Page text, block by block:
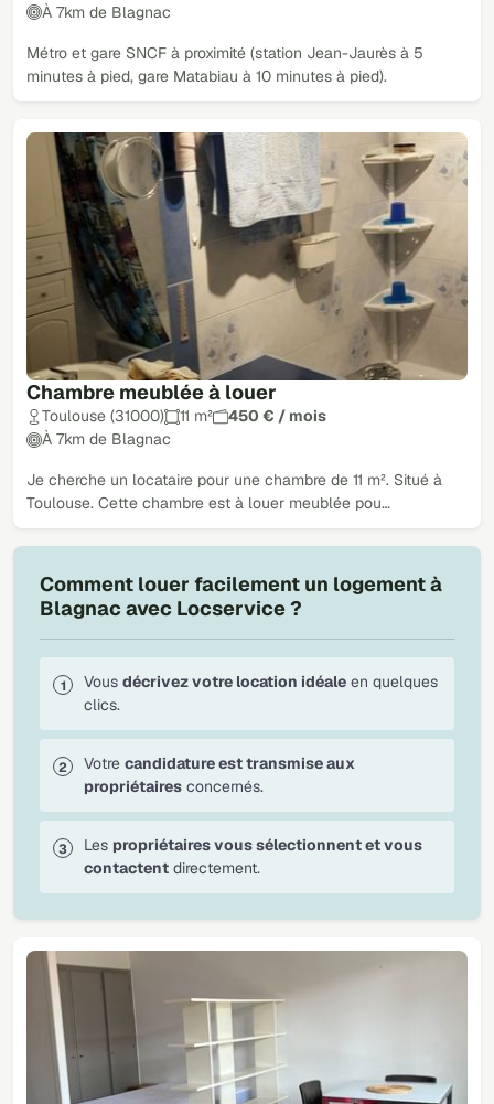
À 7km de Blagnac
Métro et gare SNCF à proximité (station Jean-Jaurès à 5
minutes à pied, gare Matabiau à 10 minutes à pied).
Chambre meublée à louer
Toulouse (31000) 11 m²
450 € / mois
À 7km de Blagnac
Je cherche un locataire pour une chambre de 11 m². Situé à
Toulouse. Cette chambre est à louer meublée pou…
Comment louer facilement un logement à
Blagnac avec Locservice ?
Vous décrivez votre location idéale en quelques
clics.
Votre candidature est transmise aux
propriétaires concernés.
Les propriétaires vous sélectionnent et vous
contactent directement.